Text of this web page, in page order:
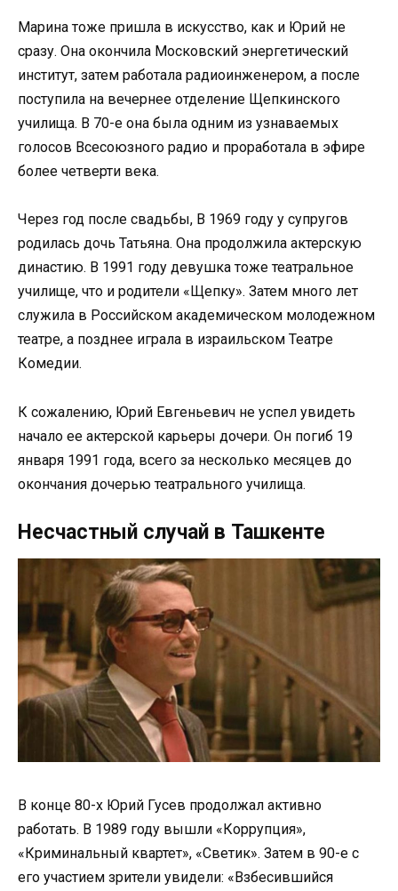
Марина тоже пришла в искусство, как и Юрий не
сразу. Она окончила Московский энергетический
институт, затем работала радиоинженером, а после
поступила на вечернее отделение Щепкинского
училища. В 70-е она была одним из узнаваемых
голосов Всесоюзного радио и проработала в эфире
более четверти века.
Через год после свадьбы, В 1969 году у супругов
родилась дочь Татьяна. Она продолжила актерскую
династию. В 1991 году девушка тоже театральное
училище, что и родители «Щепку». Затем много лет
служила в Российском академическом молодежном
театре, а позднее играла в израильском Театре
Комедии.
К сожалению, Юрий Евгеньевич не успел увидеть
начало ее актерской карьеры дочери. Он погиб 19
января 1991 года, всего за несколько месяцев до
окончания дочерью театрального училища.
Несчастный случай в Ташкенте
В конце 80-х Юрий Гусев продолжал активно
работать. В 1989 году вышли «Коррупция»,
«Криминальный квартет», «Светик». Затем в 90-е с
его участием зрители увидели: «Взбесившийся